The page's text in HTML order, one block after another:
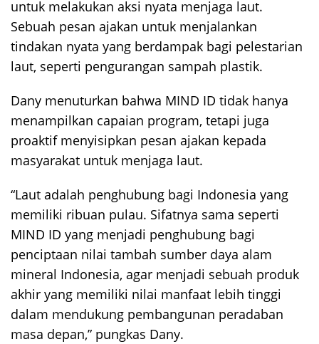
untuk melakukan aksi nyata menjaga laut.
Sebuah pesan ajakan untuk menjalankan
tindakan nyata yang berdampak bagi pelestarian
laut, seperti pengurangan sampah plastik.
Dany menuturkan bahwa MIND ID tidak hanya
menampilkan capaian program, tetapi juga
proaktif menyisipkan pesan ajakan kepada
masyarakat untuk menjaga laut.
“Laut adalah penghubung bagi Indonesia yang
memiliki ribuan pulau. Sifatnya sama seperti
MIND ID yang menjadi penghubung bagi
penciptaan nilai tambah sumber daya alam
mineral Indonesia, agar menjadi sebuah produk
akhir yang memiliki nilai manfaat lebih tinggi
dalam mendukung pembangunan peradaban
masa depan,” pungkas Dany.